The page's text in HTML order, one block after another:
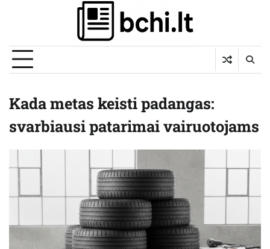
Kada metas keisti padangas:
svarbiausi patarimai vairuotojams